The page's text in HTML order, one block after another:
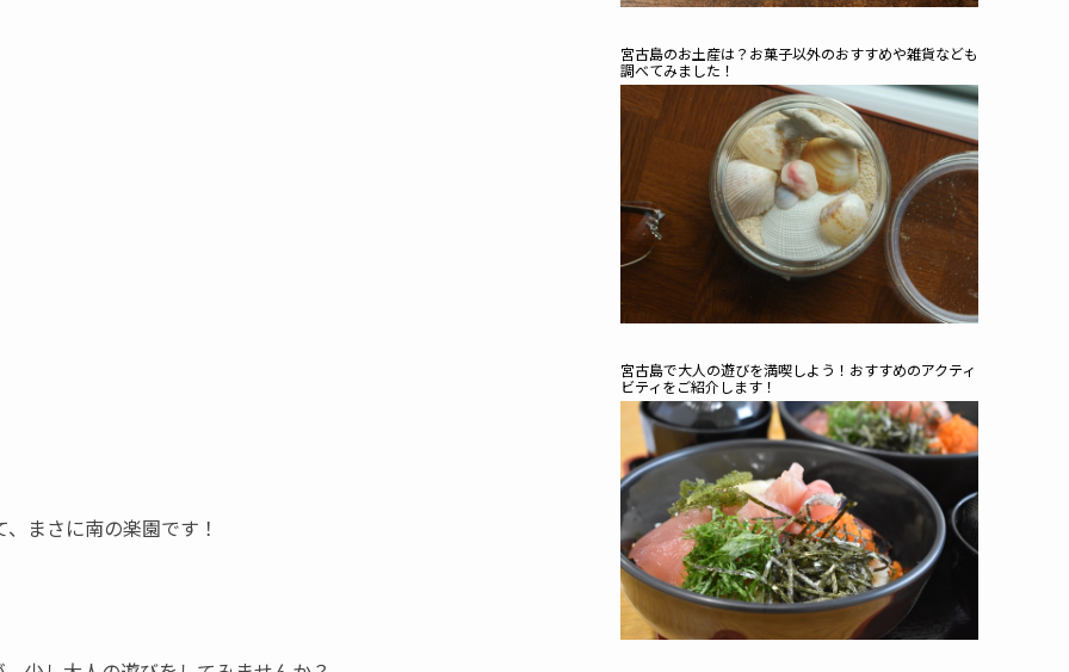
まさに南の楽園です！
宮古島のお土産は？お菓子以外のおすすめや雑貨なども
調べてみました！
宮古島で大人の遊びを満喫しよう！おすすめのアクティ
ビティをご紹介します！